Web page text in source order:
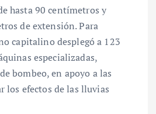
hasta 90 centímetros y
de extensión. Para
capitalino desplegó a 123
especializadas,
bombeo, en apoyo a las
los efectos de las lluvias